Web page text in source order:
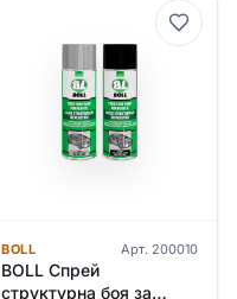
BOLL Арт. 200010
BOLL Спрей
структурна боя за